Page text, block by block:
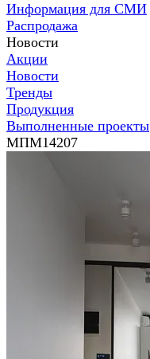
Информация для СМИ
Распродажа
Новости
Акции
Новости
Тренды
Продукция
Выполненные проекты
МПМ14207